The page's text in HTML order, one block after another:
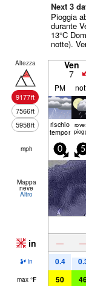
Next 3
Pioggia
durante
13°C
notte).
Altezza
9177ft
7566ft
5958ft
Ven
7
PM
rischio
temporale
mph 0 5
Mappa
neve
Altro
in — —
in 0.4
max °F 50